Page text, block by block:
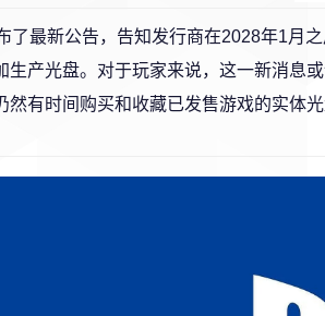
了最新公告，告知发行商在2028年1月
生产光盘。对于玩家来说，这一新消息
然有时间购买和收藏已发售游戏的实体